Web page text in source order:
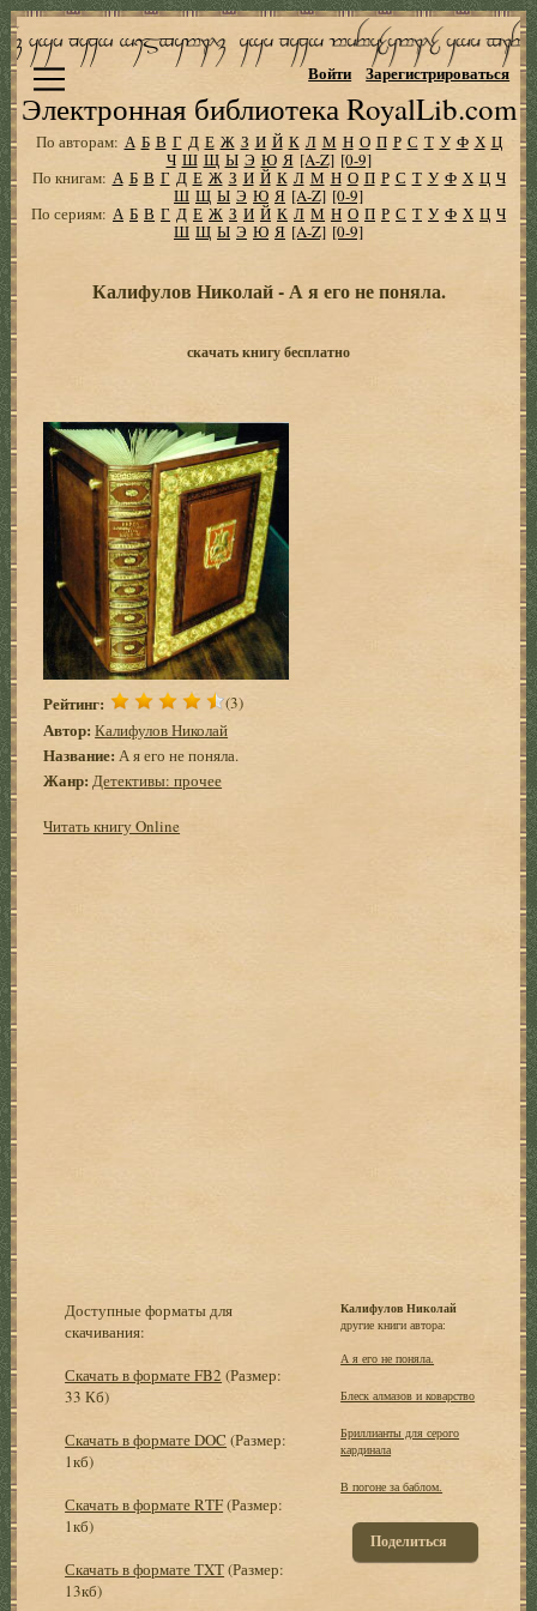
Электронная библиотека RoyalLib.com
Войти Зарегистрироваться
По авторам: А Б В Г Д Е Ж З И Й К Л М Н О П Р С Т У Ф Х Ц
Ч Ш Щ Ы Э Ю Я [A-Z] [0-9]
По книгам: А Б В Г Д Е Ж З И Й К Л М Н О П Р С Т У Ф Х Ц Ч
Ш Щ Ы Э Ю Я [A-Z] [0-9]
По сериям: А Б В Г Д Е Ж З И Й К Л М Н О П Р С Т У Ф Х Ц Ч
Ш Щ Ы Э Ю Я [A-Z] [0-9]
Калифулов Николай - А я его не поняла.
скачать книгу бесплатно
Рейтинг: (3)
Автор: Калифулов Николай
Название: А я его не поняла.
Жанр: Детективы: прочее
Читать книгу Online
Доступные форматы для
скачивания:
Скачать в формате FB2 (Размер:
33 Кб)
Скачать в формате DOC (Размер:
1кб)
Скачать в формате RTF(Размер:
1кб)
Скачать в формате TXT(Размер:
13кб)
Калифулов Николай
другие книги автора:
А я его не поняла.
Блеск алмазов и коварство
Бриллианты для серого
кардинала
В погоне за баблом.
Поделиться